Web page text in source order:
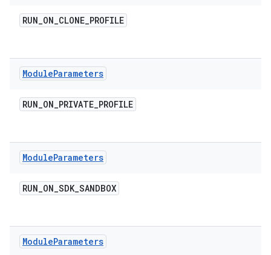
RUN_ON_CLONE_PROFILE
ModuleParameters
RUN_ON_PRIVATE_PROFILE
ModuleParameters
RUN_ON_SDK_SANDBOX
ModuleParameters